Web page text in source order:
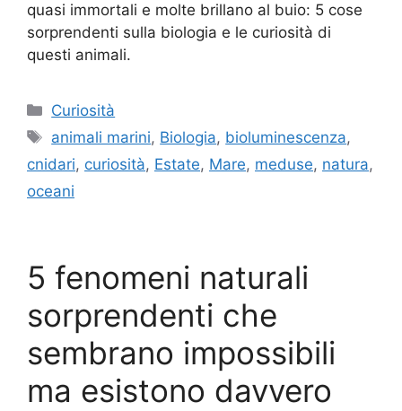
quasi immortali e molte brillano al buio: 5 cose
sorprendenti sulla biologia e le curiosità di
questi animali.
Categorie
Curiosità
Tag
animali marini, Biologia, bioluminescenza,
cnidari, curiosità, Estate, Mare, meduse, natura,
oceani
5 fenomeni naturali
sorprendenti che
sembrano impossibili
ma esistono davvero